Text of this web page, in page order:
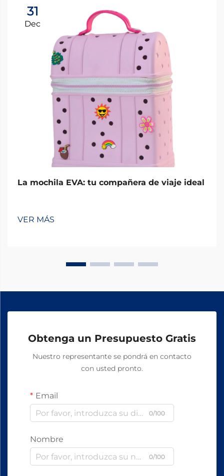
31
Dec
La mochila EVA: tu compañera de viaje ideal
VER MÁS
Obtenga un Presupuesto Gratis
Nuestro representante se pondrá en contacto
con usted pronto.
Email
0/100
Nombre
0/100